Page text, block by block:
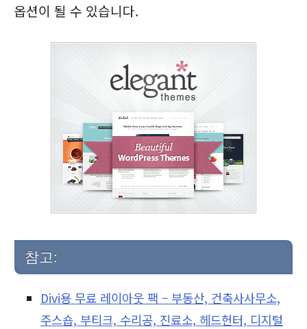
옵션이 될 수 있습니다.
참고:
Divi용 무료 레이아웃 팩 – 부동산, 건축사사무소,
주스숍, 부티크, 수리공, 진료소, 헤드헌터, 디지털